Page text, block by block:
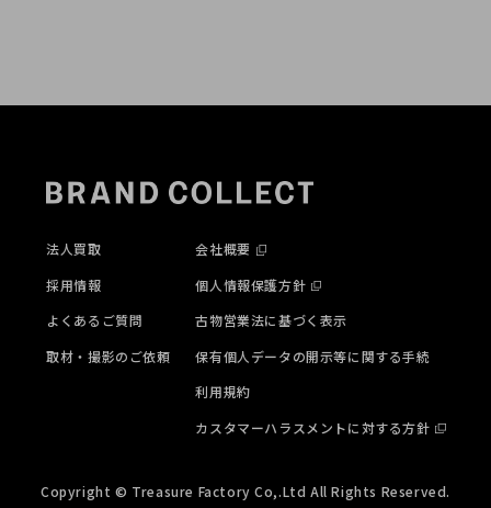
法人買取
採用情報
よくあるご質問
取材・撮影のご依頼
会社概要
個人情報保護方針
古物営業法に基づく表示
保有個人データの開示等に関する手続
利用規約
カスタマーハラスメントに対する方針
Copyright © Treasure Factory Co,.Ltd All Rights Reserved.